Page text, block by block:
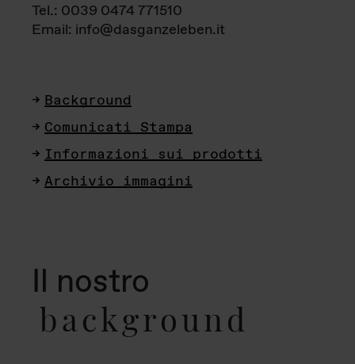
Tel.: 0039 0474 771510
Email: info@dasganzeleben.it
Background
Comunicati Stampa
Informazioni sui prodotti
Archivio immagini
Il nostro
background